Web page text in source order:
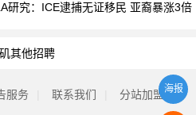
研究：ICE逮捕无证移民 亚裔暴涨3倍
其他招聘
服务 联系我们 分站加盟 海报